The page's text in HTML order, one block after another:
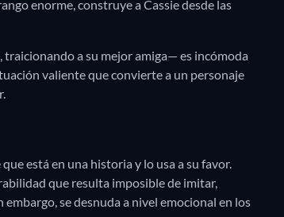
enorme, construye a Cassie desde las
a su mejor amiga— es incómoda
valiente que convierte a un personaje
está en una historia y lo usa a su favor.
que resulta imposible de imitar,
se desnuda a nivel emocional en los